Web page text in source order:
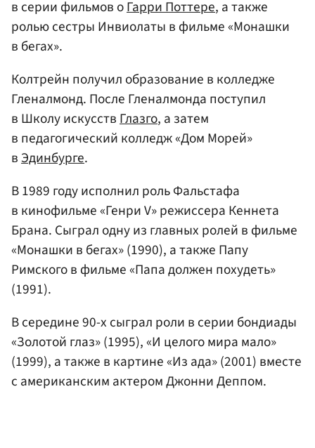
в серии фильмов оГарри Поттере, а также
ролью сестры Инвиолаты в фильме «Монашки
в бегах».
Колтрейн получил образование в колледже
Гленалмонд. После Гленалмонда поступил
в Школу искусствГлазго, а затем
в педагогический колледж «Дом Морей»
вЭдинбурге.
В 1989 году исполнил роль Фальстафа
в кинофильме «Генри V» режиссера Кеннета
Брана. Сыграл одну из главных ролей в фильме
«Монашки в бегах» (1990), а также Папу
Римского в фильме «Папа должен похудеть»
(1991).
В середине 90-х сыграл роли в серии бондиады
«Золотой глаз» (1995), «И целого мира мало»
(1999), а также в картине «Из ада» (2001) вместе
с американским актером Джонни Деппом.